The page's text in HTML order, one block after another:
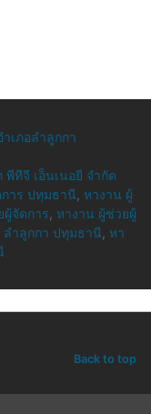
ำเภอลำลูกกา
พีทีจี เอ็นเนอยี จำกัด
าร ปทุมธานี หางาน ผู้
ผู้จัดการ หางาน ผู้ช่วยผู้
ลำลูกกา ปทุมธานี หา
Back to top